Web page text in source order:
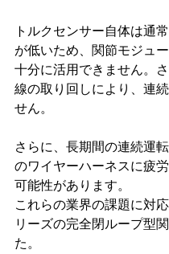
トルクセンサー自体は通
が低いため、関節モジュ
十分に活用できません。
線の取り回しにより、連
せん。
さらに、長期間の連続運
のワイヤーハーネスに疲
可能性があります。
これらの業界の課題に対
リーズの完全閉ループ型
た。